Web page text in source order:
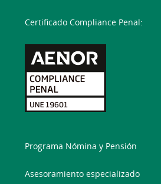
Certificado Compliance Penal:
Programa Nómina y Pensión
Asesoramiento especializado